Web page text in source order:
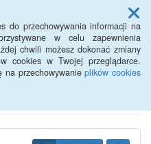
do przechowywania informacji na
w celu zapewnienia
chwili możesz dokonać zmiany
cookies w Twojej przeglądarce.
na przechowywanieplików cookies
Menu